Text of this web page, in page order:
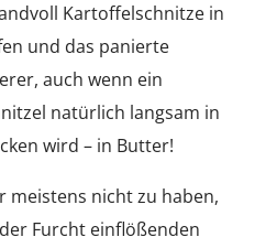
Kartoffelschnitze in
und das panierte
auch wenn ein
natürlich langsam in
wird – in Butter!
meistens nicht zu haben,
Furcht einflößenden